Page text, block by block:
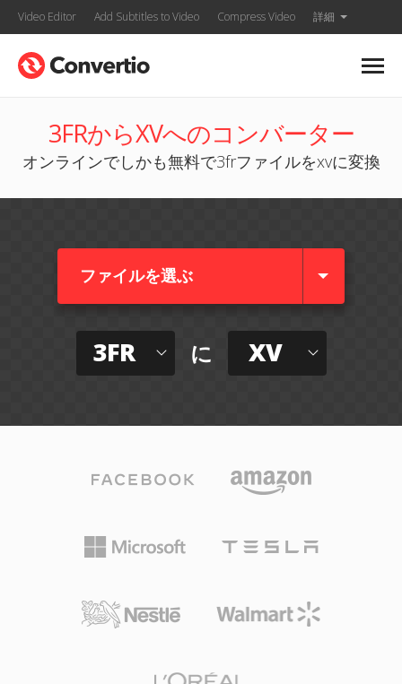
Video Editor Add Subtitles to Video Compress Video 詳細
3FRからXVへのコンバーター
オンラインでしかも無料で3frファイルをxvに変換
ファイルを選ぶ
3FR に XV